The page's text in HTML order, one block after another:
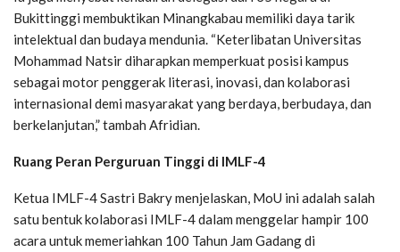
Bukittinggi membuktikan Minangkabau memiliki daya tarik
intelektual dan budaya mendunia. “Keterlibatan Universitas
Mohammad Natsir diharapkan memperkuat posisi kampus
sebagai motor penggerak literasi, inovasi, dan kolaborasi
internasional demi masyarakat yang berdaya, berbudaya, dan
berkelanjutan,” tambah Afridian.
Ruang Peran Perguruan Tinggi di IMLF-4
Ketua IMLF-4 Sastri Bakry menjelaskan, MoU ini adalah salah
satu bentuk kolaborasi IMLF-4 dalam menggelar hampir 100
acara untuk memeriahkan 100 Tahun Jam Gadang di